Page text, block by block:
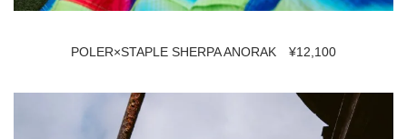
POLER×STAPLE SHERPA ANORAK ¥12,100